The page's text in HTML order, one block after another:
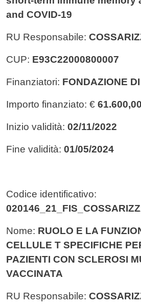
and COVID-19
RU Responsabile:
CUP: E93C22000800007
Finanziatori: FONDAZIONE
Importo finanziato: € 61.600,00
Inizio validità: 02/11/2022
Fine validità: 01/05/2024
Codice identificativo:
Nome: RUOLO E LA
CELLULE T SPECIFICHE
PAZIENTI CON SCLEROSI
VACCINATA
RU Responsabile: